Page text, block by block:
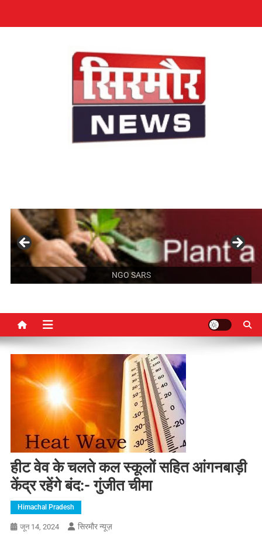
NGO SARS
हीट वेव के चलते कल स्कूलों सहित आंगनबाड़ी
केंद्र रहेंगे बंद:- गुंजीत चीमा
Himachal Pradesh
जून 14, 2024 सिरमौर न्यूज़